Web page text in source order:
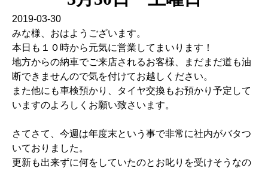
2019-03-30
みな様、おはようございます。
本日も１０時から元気に営業してまいります！
地方からの納車でご来店されるお客様、まだまだ道も油
断できませんので気を付けてお越しください。
また他にも車検預かり、タイヤ交換もお預かり予定して
いますのよろしくお願い致さいます。
さてさて、今週は年度末という事で非常に社内がバタつ
いておりました。
更新も出来ずに何をしていたのとお叱りを受けそうなの